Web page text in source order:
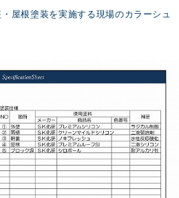
屋根塗装を実施する現場のカラーシュ